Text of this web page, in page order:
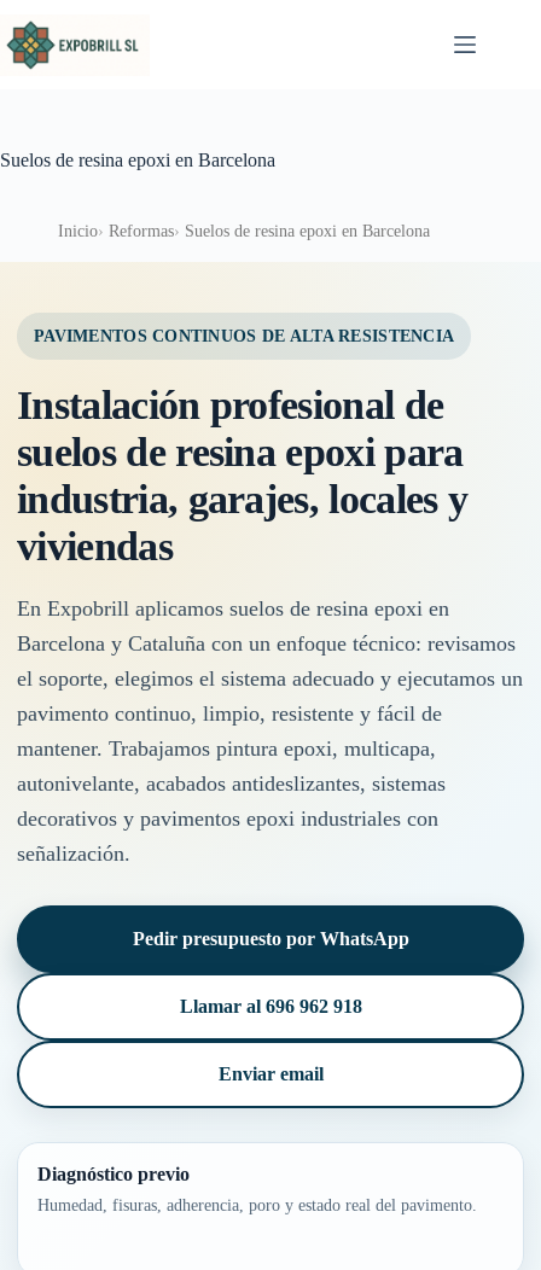
Suelos de resina epoxi en Barcelona
Inicio Reformas Suelos de resina epoxi en Barcelona
PAVIMENTOS CONTINUOS DE ALTA RESISTENCIA
Instalación profesional de
suelos de resina epoxi para
industria, garajes, locales y
viviendas
En Expobrill aplicamos suelos de resina epoxi en
Barcelona y Cataluña con un enfoque técnico: revisamos
el soporte, elegimos el sistema adecuado y ejecutamos un
pavimento continuo, limpio, resistente y fácil de
mantener. Trabajamos pintura epoxi, multicapa,
autonivelante, acabados antideslizantes, sistemas
decorativos y pavimentos epoxi industriales con
señalización.
Pedir presupuesto por WhatsApp
Llamar al 696 962 918
Enviar email
Diagnóstico previo
Humedad, fisuras, adherencia, poro y estado real del pavimento.